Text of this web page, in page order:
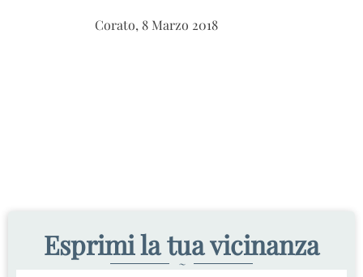
Corato, 8 Marzo 2018
Esprimi la tua vicinanza
~